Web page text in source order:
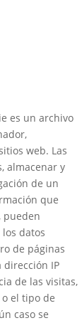
es un archivo
web. Las
almacenar y
de un
que
pueden
datos
de páginas
dirección IP
de las visitas,
el tipo de
caso se